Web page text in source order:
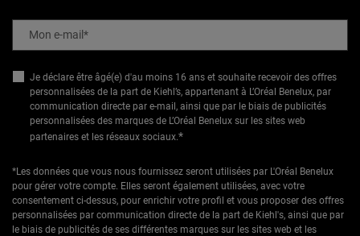
Mon e-mail*
Je déclare être âgé(e) d'au moins 16 ans et souhaite recevoir des offres
personnalisées de la part de Kiehl’s, appartenant à L’Oréal Benelux, par
communication directe par e-mail, ainsi que par le biais de publicités
personnalisées des marques de L’Oréal Benelux sur les sites web
partenaires et les réseaux sociaux.*
*Les données que vous nous fournissez seront utilisées par L'Oréal Benelux
pour gérer votre compte. Elles seront également utilisées, avec votre
consentement ci-dessus, pour enrichir votre profil et vous proposer des offres
personnalisées par communication directe de la part de Kiehl's, ainsi que par
le biais de publicités de ses différentes marques sur les sites web et les